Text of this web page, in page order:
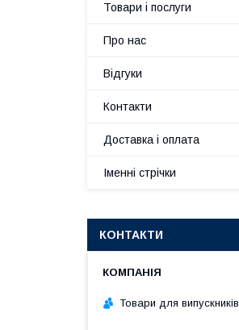
Товари і послуги
Про нас
Відгуки
Контакти
Доставка і оплата
Іменні стрічки
КОНТАКТИ
Товари для випускників